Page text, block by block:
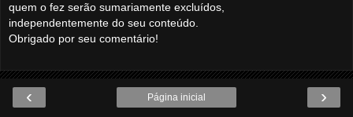
quem o fez serão sumariamente excluídos,
independentemente do seu conteúdo.
Obrigado por seu comentário!
‹ ›
Página inicial